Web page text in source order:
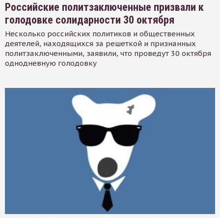
Российские политзаключенные призвали к
голодовке солидарности 30 октября
Несколько российских политиков и общественных
деятелей, находящихся за решеткой и признанных
политзаключенными, заявили, что проведут 30 октября
однодневную голодовку